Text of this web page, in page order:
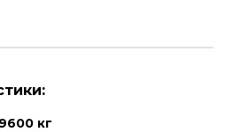
кг